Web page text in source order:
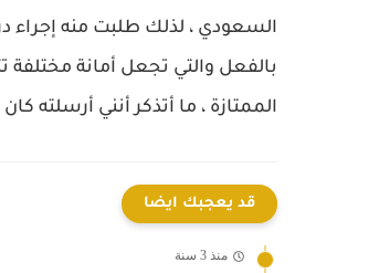
السعودي ، لذلك طلبت منه إجراء
بالفعل والتي تجعل أمانة مختلفة
الممتازة ، ما أتذكر أنني أرسلته
قد يعجبك ايضا
منذ 3 سنة